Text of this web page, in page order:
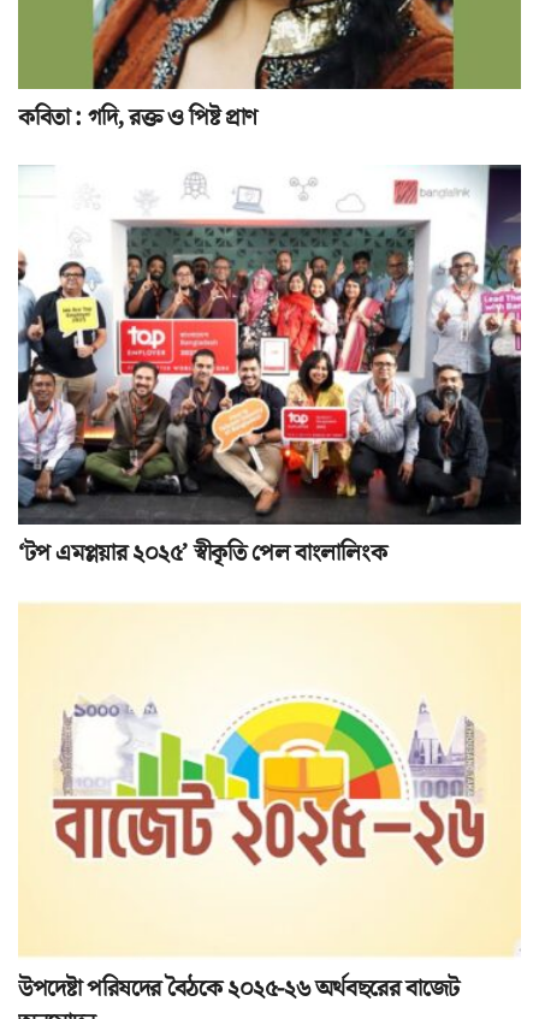
কবিতা : গদি, রক্ত ও পিষ্ট প্রাণ
‘টপ এমপ্লয়ার ২০২৫’ স্বীকৃতি পেল বাংলালিংক
উপদেষ্টা পরিষদের বৈঠকে ২০২৫-২৬ অর্থবছরের বাজেট